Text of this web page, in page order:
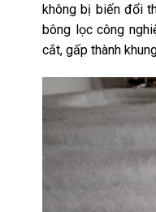
không bị biến đổi
bông lọc công
cắt, gấp thành